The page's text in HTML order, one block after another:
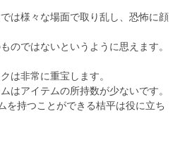
は様々な場面で取り乱し、恐怖に顔
のではないというように思えます。
は非常に重宝します。
はアイテムの所持数が少ないです。
を持つことができる桔平は役に立ち